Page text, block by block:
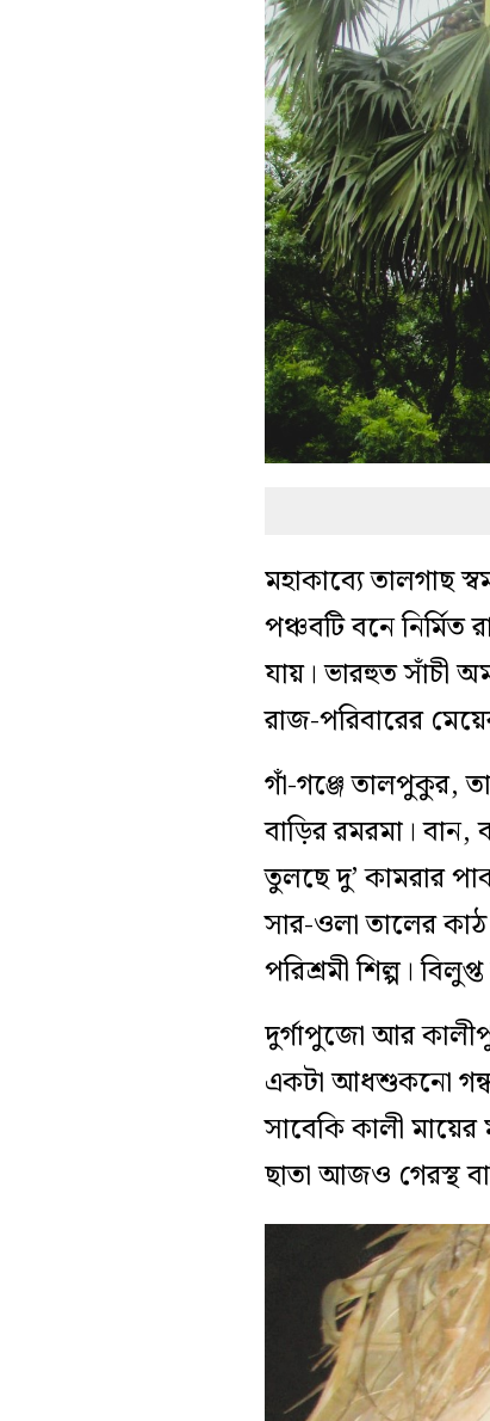
মহাকাব্যে তালগাছ
পঞ্চবটি বনে নির্মিত
যায়। ভারহুত সাঁচী
রাজ-পরিবারের
গাঁ-গঞ্জে তালপুকুর,
বাড়ির রমরমা। বান,
তুলছে দু’ কামরার
সার-ওলা তালের
পরিশ্রমী শিল্প।
দুর্গাপুজো আর
একটা আধশুকনো গন্ধ
সাবেকি কালী
ছাতা আজও গেরস্থ